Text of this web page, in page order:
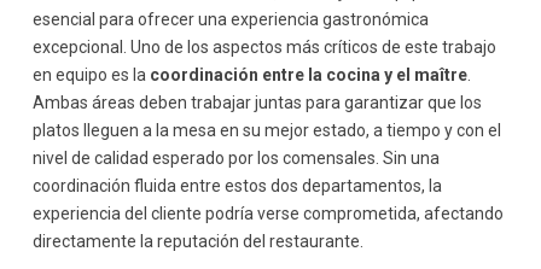
Planificación de la Distribución de Tareas
Entrenamiento Conjunto
Uso de Tecnología
Sincronización entre Cocina y el Maître: Un Factor Clave
para la Satisfacción del Cliente
Satisfacción del Cliente
Resolución de Problemas de Manera Eficaz
Coordinación entre la Cocina y el Maître es Sinónimo de
Éxito
esencial para ofrecer una experiencia gastronómica
excepcional. Uno de los aspectos más críticos de este trabajo
en equipo es la coordinación entre la cocina y el maître.
Ambas áreas deben trabajar juntas para garantizar que los
platos lleguen a la mesa en su mejor estado, a tiempo y con el
nivel de calidad esperado por los comensales. Sin una
coordinación fluida entre estos dos departamentos, la
experiencia del cliente podría verse comprometida, afectando
directamente la reputación del restaurante.